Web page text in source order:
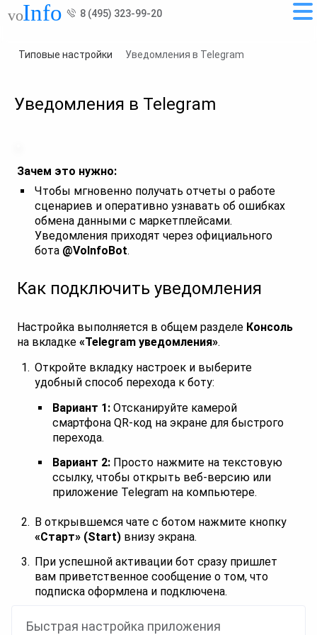
8 (495) 323-99-20
Типовые настройки Уведомления в Telegram
Уведомления в Telegram
Зачем это нужно:
Чтобы мгновенно получать отчеты о работе
сценариев и оперативно узнавать об ошибках
обмена данными с маркетплейсами.
Уведомления приходят через официального
бота @VoInfoBot.
Как подключить уведомления
Настройка выполняется в общем разделе Консоль
на вкладке «Telegram уведомления».
Откройте вкладку настроек и выберите
удобный способ перехода к боту:
Вариант 1: Отсканируйте камерой
смартфона QR-код на экране для быстрого
перехода.
Вариант 2: Просто нажмите на текстовую
ссылку, чтобы открыть веб-версию или
приложение Telegram на компьютере.
В открывшемся чате с ботом нажмите кнопку
«Старт» (Start) внизу экрана.
При успешной активации бот сразу пришлет
вам приветственное сообщение о том, что
подписка оформлена и подключена.
Быстрая настройка приложения